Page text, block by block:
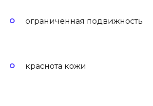
ограниченная подвижность
краснота кожи